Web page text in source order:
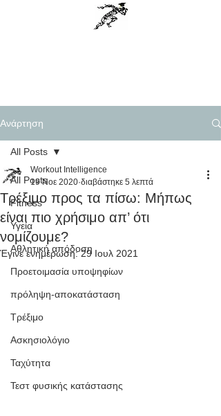
Ανάρτηση
All Posts
Fitness
Υγεία
Αθλητική απόδοση
Προετοιμασία υποψηφίων
πρόληψη-αποκατάσταση
Τρέξιμο
Ασκησιολόγιο
Ταχύτητα
Τεστ φυσικής κατάστασης
All Posts
Τρέξιμο προς τα πίσω: Μήπως
είναι πιο χρήσιμο απ’ ότι
νομίζουμε?
Workout Intelligence
19 Νοε 2020 διαβάστηκε 5 λεπτά
Έγινε ενημέρωση:29 Ιουλ 2021